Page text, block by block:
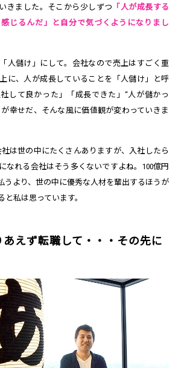
きました。そこから少しずつ 「人が成長する
じるんだ」と自分で気づくようになりまし
人儲け」にして。会社なので売上はすごく重
に、人が成長していることを「人儲け」と呼
して良かった」「成長できた」“人が儲かっ
幸せだ、そんな風に価値観が変わっていきま
は世の中にたくさんありますが、入社したら
なれる会社はそう多くないですよね。100億円
うより、世の中に優秀な人材を輩出するほうが
と私は思っています。
あえず転職して・・・その先に